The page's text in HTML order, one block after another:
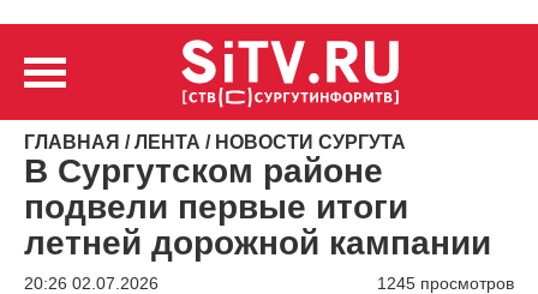
ГЛАВНАЯ /ЛЕНТА / НОВОСТИ СУРГУТА
В Сургутском районе
подвели первые итоги
летней дорожной кампании
20:26 02.07.2026 1245 просмотров